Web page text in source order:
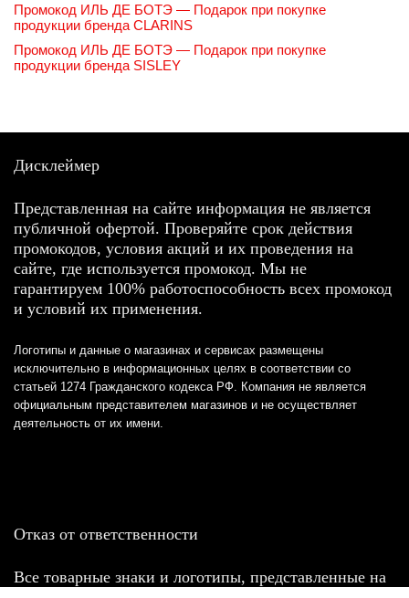
Промокод ИЛЬ ДЕ БОТЭ — Подарок при покупке
продукции бренда CLARINS
Промокод ИЛЬ ДЕ БОТЭ — Подарок при покупке
продукции бренда SISLEY
Дисклеймер
Представленная на сайте информация не является
публичной офертой. Проверяйте срок действия
промокодов, условия акций и их проведения на
сайте, где используется промокод. Мы не
гарантируем 100% работоспособность всех промокод
и условий их применения.
Логотипы и данные о магазинах и сервисах размещены
исключительно в информационных целях в соответствии со
статьей 1274 Гражданского кодекса РФ. Компания не является
официальным представителем магазинов и не осуществляет
деятельность от их имени.
Отказ от ответственности
Все товарные знаки и логотипы, представленные на